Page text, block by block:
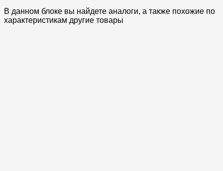
В данном блоке вы найдете аналоги, а также похожие по
характеристикам другие товары